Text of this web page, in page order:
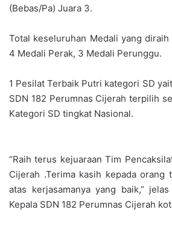
(Bebas/Pa) Juara 3.
Total keseluruhan Medali yang diraih
4 Medali Perak, 3 Medali Perunggu.
1 Pesilat Terbaik Putri kategori SD
SDN 182 Perumnas Cijerah terpilih
Kategori SD tingkat Nasional.
“Raih terus kejuaraan Tim
Cijerah .Terima kasih kepada orang
atas kerjasamanya yang baik,”
Kepala SDN 182 Perumnas Cijerah